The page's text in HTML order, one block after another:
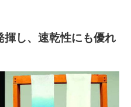
揮し、速乾性にも優れ